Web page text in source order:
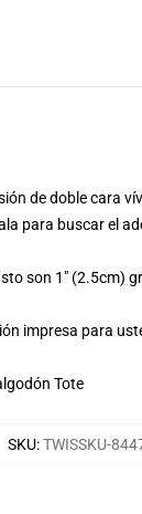
de doble cara
para buscar el
son 1" (2.5cm)
impresa para
Tote
SKU:TWISSKU-